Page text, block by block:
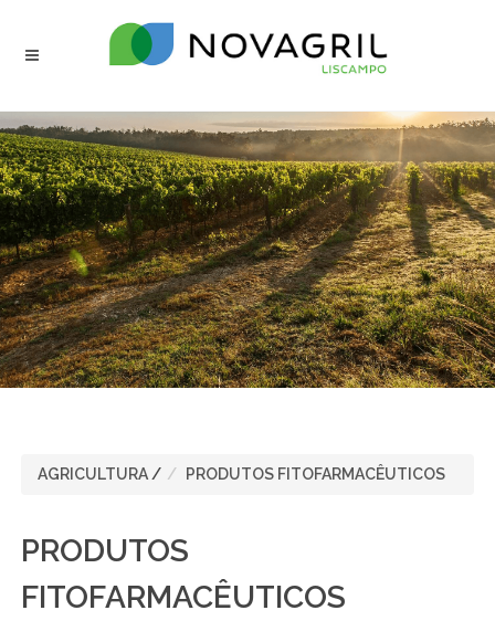
AGRICULTURA / PRODUTOS FITOFARMACÊUTICOS
PRODUTOS
FITOFARMACÊUTICOS